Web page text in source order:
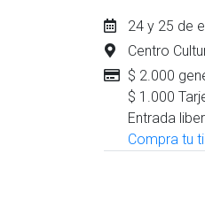
24 y 25 de
Centro
$ 2.000
$ 1.000
Entrada
Compra tu